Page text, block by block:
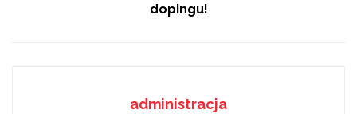
dopingu!
administracja